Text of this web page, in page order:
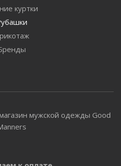
куртки
мужской одежды Good